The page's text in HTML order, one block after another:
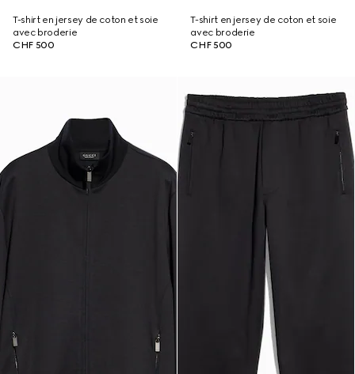
T-shirt en jersey de coton et soie
avec broderie
CHF 500
T-shirt en jersey de coton et soie
avec broderie
CHF 500